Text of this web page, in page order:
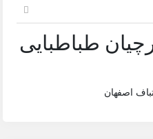
طباطبایی
اصفهان